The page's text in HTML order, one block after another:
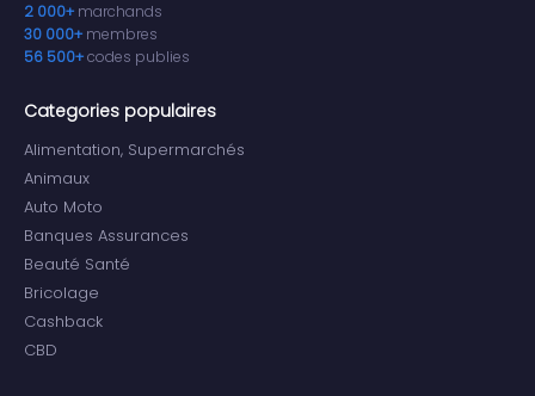
2 000+ marchands
30 000+ membres
56 500+codes publies
Categories populaires
Alimentation, Supermarchés
Animaux
Auto Moto
Banques Assurances
Beauté Santé
Bricolage
Cashback
CBD